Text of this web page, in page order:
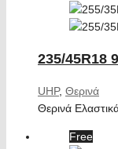
235/45R18
UHP, Θερινά
Θερινά
Free